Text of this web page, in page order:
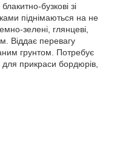
бузкові зі
піднімаються на не
зелені, глянцеві,
Віддає перевагу
грунтом. Потребує
прикраси бордюрів,